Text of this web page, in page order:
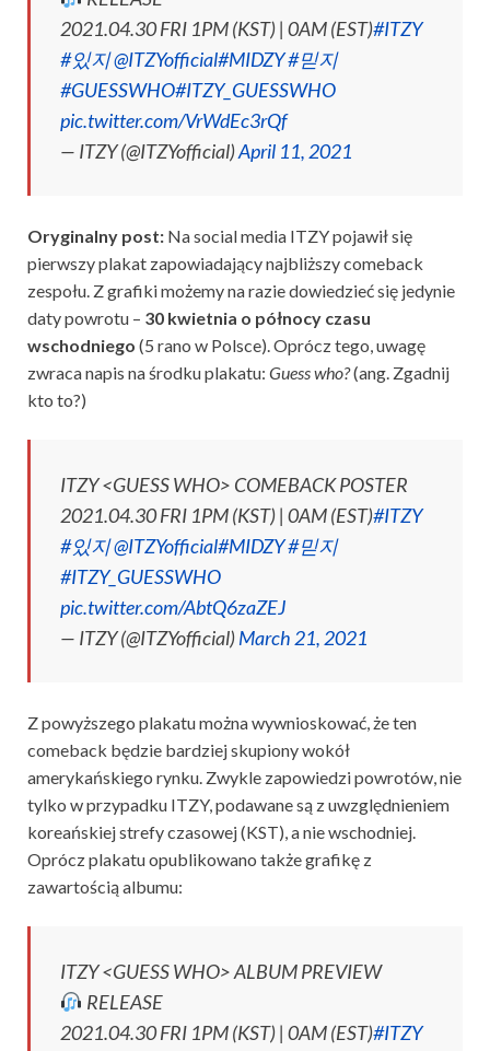
2021.04.30 FRI 1PM (KST) | 0AM (EST)#ITZY
#있지@ITZYofficial#MIDZY#믿지
#GUESSWHO#ITZY_GUESSWHO
pic.twitter.com/VrWdEc3rQf
— ITZY (@ITZYofficial)April 11, 2021
Oryginalny post: Na social media ITZY pojawił się
pierwszy plakat zapowiadający najbliższy comeback
zespołu. Z grafiki możemy na razie dowiedzieć się jedynie
daty powrotu – 30 kwietnia o północy czasu
wschodniego (5 rano w Polsce). Oprócz tego, uwagę
zwraca napis na środku plakatu: Guess who?(ang. Zgadnij
kto to?)
ITZY <GUESS WHO> COMEBACK POSTER
2021.04.30 FRI 1PM (KST) | 0AM (EST)#ITZY
#있지@ITZYofficial#MIDZY#믿지
#ITZY_GUESSWHO
pic.twitter.com/AbtQ6zaZEJ
— ITZY (@ITZYofficial)March 21, 2021
Z powyższego plakatu można wywnioskować, że ten
comeback będzie bardziej skupiony wokół
amerykańskiego rynku. Zwykle zapowiedzi powrotów, nie
tylko w przypadku ITZY, podawane są z uwzględnieniem
koreańskiej strefy czasowej (KST), a nie wschodniej.
Oprócz plakatu opublikowano także grafikę z
zawartością albumu:
ITZY <GUESS WHO> ALBUM PREVIEW
RELEASE
2021.04.30 FRI 1PM (KST) | 0AM (EST)#ITZY